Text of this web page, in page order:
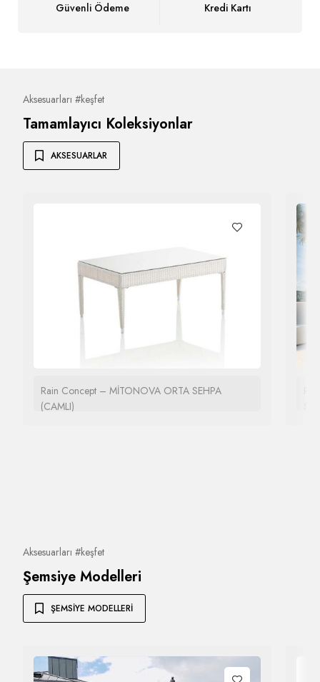
Güvenli Ödeme Kredi Kartı
Aksesuarları #keşfet
Tamamlayıcı Koleksiyonlar
AKSESUARLAR
Rain Concept – MİTONOVA ORTA SEHPA
(CAMLI)
Aksesuarları #keşfet
Şemsiye Modelleri
ŞEMSIYE MODELLERI